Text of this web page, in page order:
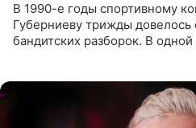
В 1990-е годы спортивному
Губерниеву трижды довелось
бандитских разборок. В